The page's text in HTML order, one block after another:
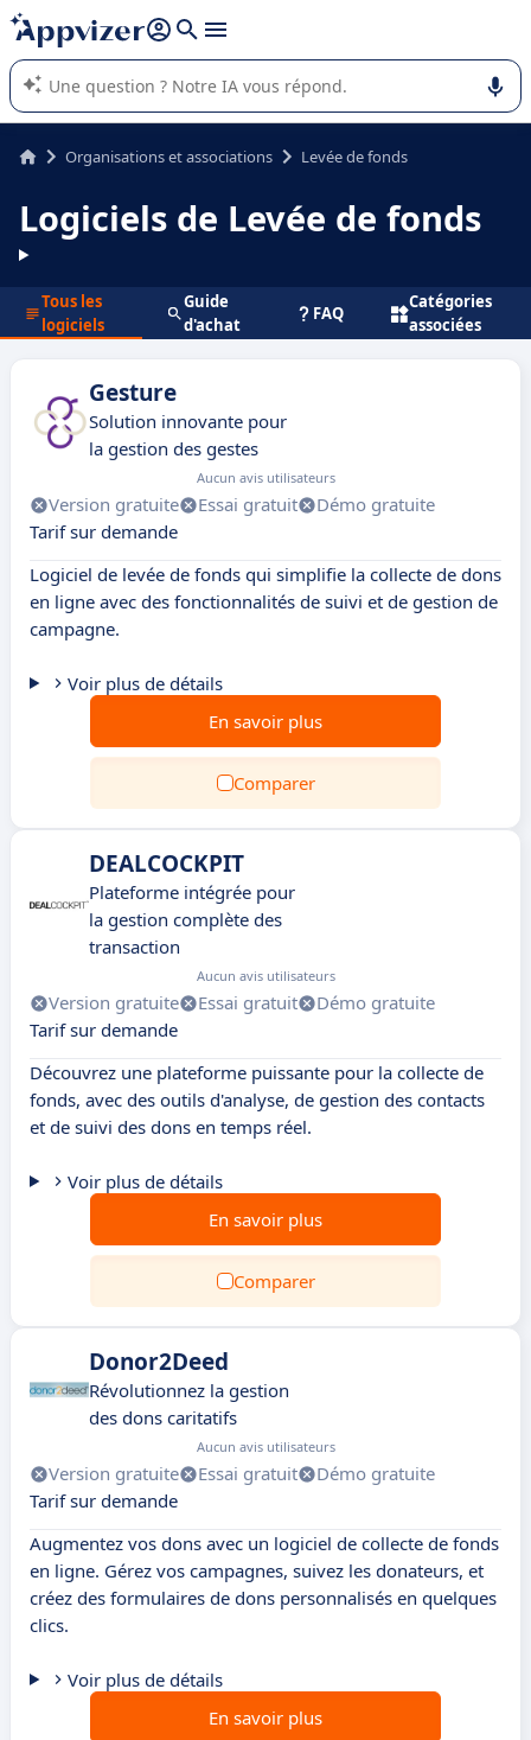
répondre (plusieurs lignes avec
L'IA de Appvizer vous guide dans l'utilisation ou la sélection de
logiciel SaaS en entreprise.
Organisations et associations Levée de fonds
Logiciels de Levée de fonds
Tous les
logiciels
Guide
d'achat
FAQ
Catégories
associées
Gesture
Solution innovante pour
la gestion des gestes
Aucun avis utilisateurs
Version gratuite Essai gratuit
Démo gratuite
Tarif sur demande
Logiciel de levée de fonds qui simplifie la collecte de dons
en ligne avec des fonctionnalités de suivi et de gestion de
campagne.
Voir plus de détails
En savoir plus
Comparer
DEALCOCKPIT
Plateforme intégrée pour
la gestion complète des
transaction
Aucun avis utilisateurs
Version gratuite Essai gratuit
Démo gratuite
Tarif sur demande
Découvrez une plateforme puissante pour la collecte de
fonds, avec des outils d'analyse, de gestion des contacts
et de suivi des dons en temps réel.
Voir plus de détails
En savoir plus
Comparer
Donor2Deed
Révolutionnez la gestion
des dons caritatifs
Aucun avis utilisateurs
Version gratuite Essai gratuit
Démo gratuite
Tarif sur demande
Augmentez vos dons avec un logiciel de collecte de fonds
en ligne. Gérez vos campagnes, suivez les donateurs, et
créez des formulaires de dons personnalisés en quelques
clics.
Voir plus de détails
En savoir plus